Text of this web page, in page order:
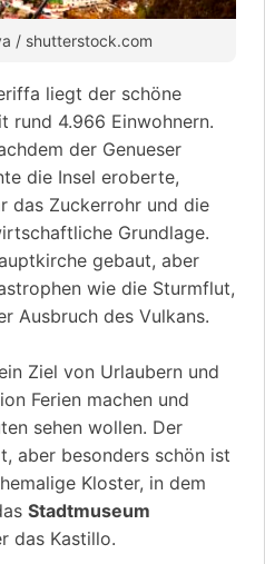
/ shutterstock.com
liegt der schöne
rund 4.966 Einwohnern.
der Genueser
die Insel eroberte,
das Zuckerrohr und die
Grundlage.
gebaut, aber
wie die Sturmflut,
Ausbruch des Vulkans.
Ziel von Urlaubern und
Ferien machen und
sehen wollen. Der
aber besonders schön ist
Kloster, in dem
Stadtmuseum
das Kastillo.